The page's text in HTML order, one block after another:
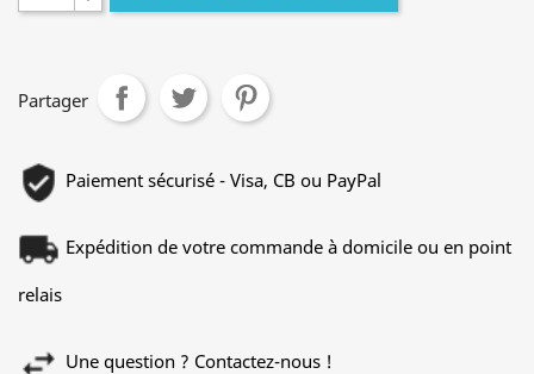
Partager
Paiement sécurisé - Visa, CB ou PayPal
Expédition de votre commande à domicile ou en point
relais
Une question ? Contactez-nous !